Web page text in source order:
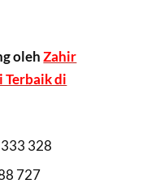
oleh Zahir
di
328
727